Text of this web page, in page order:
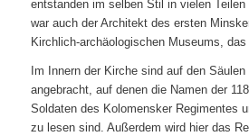
entstanden im selben Stil in vielen
war auch der Architekt des ersten
Kirchlich-archäologischen Museums,
Im Innern der Kirche sind auf den
angebracht, auf denen die Namen der
Soldaten des Kolomensker Regimentes
zu lesen sind. Außerdem wird hier das